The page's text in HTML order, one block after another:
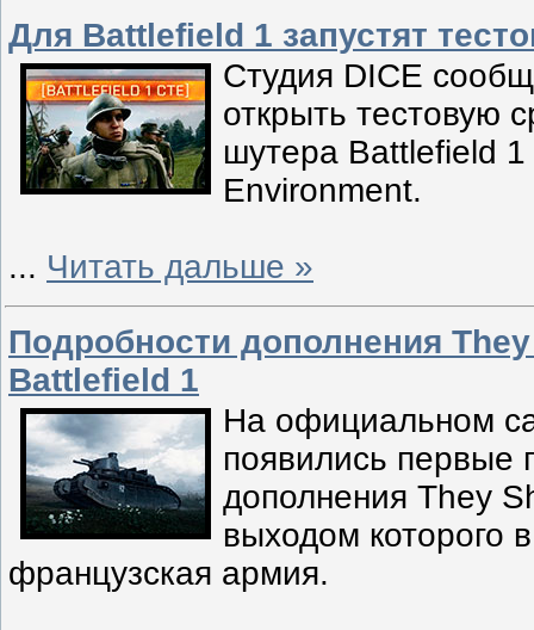
Для Battlefield 1 запустят
Студия DICE
открыть тестовую
шутера Battlefield
Environment.
... Читать дальше »
Подробности дополнения
Battlefield 1
На официальном
появились первые
дополнения They
выходом которого
французская армия.